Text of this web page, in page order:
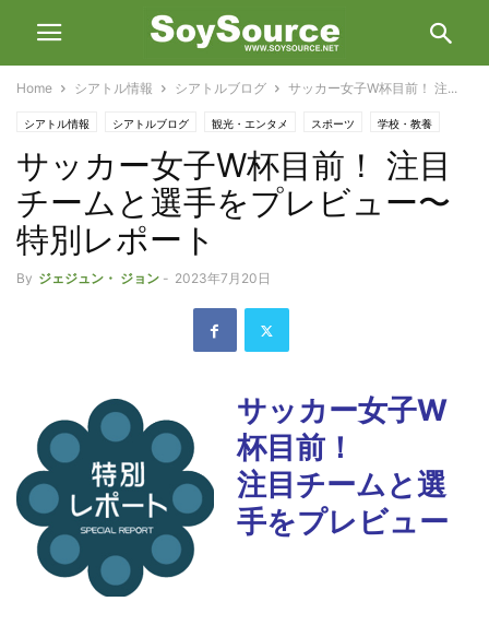
Home シアトル情報 シアトルブログ サッカー女子W杯目前！ 注...
シアトル情報 シアトルブログ 観光・エンタメ スポーツ 学校・教養
特別レポート
サッカー女子W杯目前！ 注目
チームと選手をプレビュー〜
特別レポート
By ジェジュン・ ジョン - 2023年7月20日
サッカー女子W
杯目前！
注目チームと選
手をプレビュー